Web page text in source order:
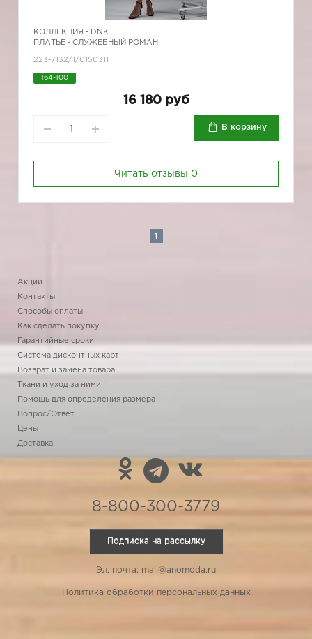
КОЛЛЕКЦИЯ - DNK
ПЛАТЬЕ - СЛУЖЕБНЫЙ РОМАН
223-7132/1/0150311
164-100
16 180 руб
В корзину
Читать отзывы 0
1
Акции
Контакты
Способы оплаты
Как сделать покупку
Гарантийные сроки
Система дисконтных карт
Возврат и замена товара
Ткани и уход за ними
Помощь для определения размера
Вопрос/Ответ
Цены
Доставка
8-800-300-3779
Подписка на рассылку
Эл. почта: mail@anomoda.ru
Политика обработки персональных данных